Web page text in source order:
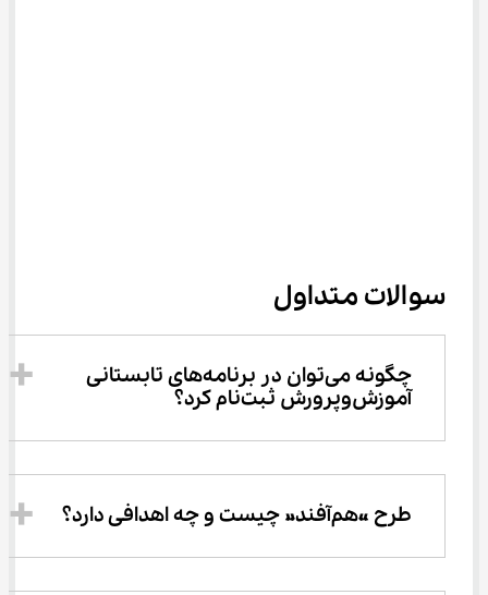
سوالات متداول
چگونه می‌توان در برنامه‌های تابستانی
آموزش‌وپرورش ثبت‌نام کرد؟
طرح «هم‌آفند» چیست و چه اهدافی دارد؟